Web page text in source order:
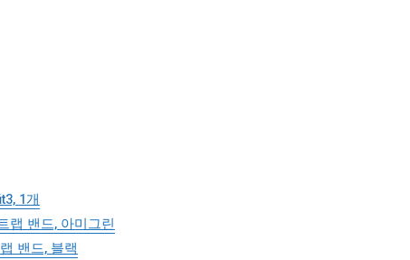
1개
랩 밴드, 아미그린
밴드, 블랙